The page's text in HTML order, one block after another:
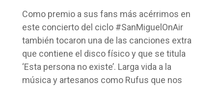
Como premio a sus fans más acérrimos en
este concierto del ciclo #SanMiguelOnAir
también tocaron una de las canciones extra
que contiene el disco físico y que se titula
‘Esta persona no existe’. Larga vida a la
música y artesanos como Rufus que nos